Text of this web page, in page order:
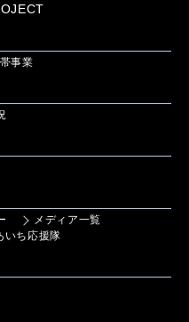
事業
メディア一覧
いち応援隊